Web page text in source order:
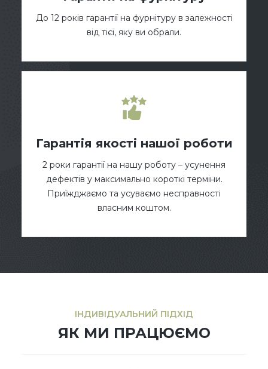
До 12 років гарантії на фурнітуру в залежності
від тієї, яку ви обрали.
Гарантія якості нашої роботи
2 роки гарантії на нашу роботу – усунення
дефектів у максимально короткі терміни.
Приїжджаємо та усуваємо несправності
власним коштом.
ІНДИВІДУАЛЬНИЙ ПІДХІД
ЯК МИ ПРАЦЮЄМО